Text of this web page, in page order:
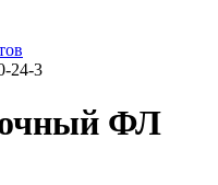
24-3
ФЛ